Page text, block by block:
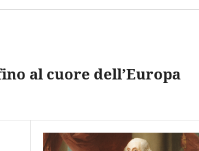
al cuore dell’Europa